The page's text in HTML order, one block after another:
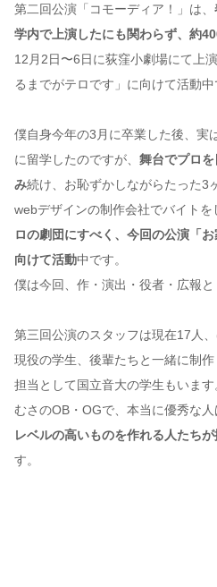
第二回公演「コモーディア！」は、
学内で上演したにも関わらず、約
12月2日〜6日に荻窪小劇場にて上
るまでがテロです」に向けて活動中
僕自身今年の3月に卒業した後、実
に留学したのですが、 舞台でプロ
み続け、お恥ずかしながらたった3
webデザインの制作会社でバイトを
ロの劇団にすべく、今回の公演「
向けて活動中です。
僕は今回、作・演出・役者・広報と
第三回公演のスタッフは現在17人
現役の学生、後輩たちと一緒に制
担当として国立音大の学生もいま
むさのOB・OGで、本当に優秀な人
レベルの高いものを作れる人たち
す。